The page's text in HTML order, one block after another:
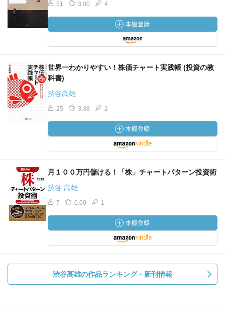
51 3.00 4
世界一わかりやすい！株価チャート実践帳 (投資の教
科書)
渋谷高雄
25 3.38 2
月１００万円儲ける！「株」チャートパターン投資術
渋谷 高雄
7 0.00 1
渋谷高雄の作品ランキング・新刊情報